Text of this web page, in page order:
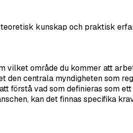
kunskap och praktisk
område du kommer att
centrala myndigheten som
förstå vad som definieras som
kan det finnas specifika